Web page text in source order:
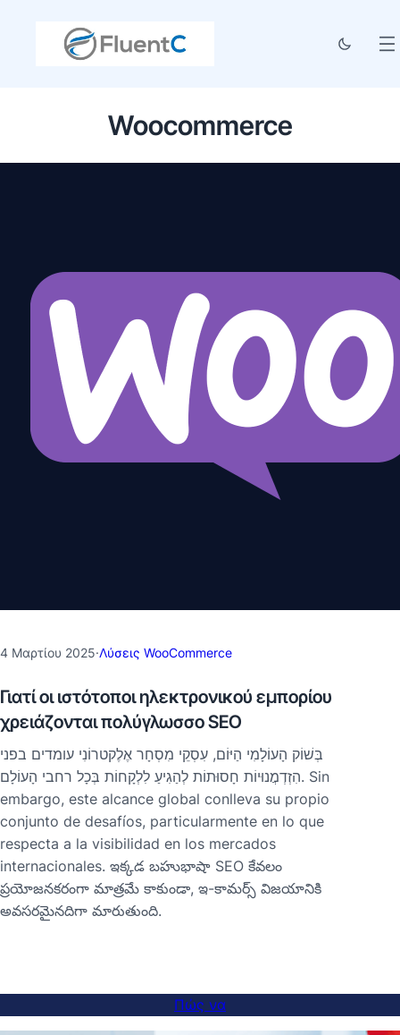
Woocommerce
4 Μαρτίου 2025·Λύσεις WooCommerce
Γιατί οι ιστότοποι ηλεκτρονικού εμπορίου
χρειάζονται πολύγλωσσο SEO
בְּשׁוֹק הָעוֹלָמִי הַיּוֹם, עִסְקֵי מִסְחָר אֶלֶקטרוֹנִי עומדים בפני
הִזְדְמֲנוּיוֹת חָסוּתוֹת לְהַגִיעַ לִלְקָחוֹת בְּכָל רחבי הָעוֹלָם. Sin
embargo, este alcance global conlleva su propio
conjunto de desafíos, particularmente en lo que
respecta a la visibilidad en los mercados
internacionales. ఇక్కడ బహుభాషా SEO కేవలం
ప్రయోజనకరంగా మాత్రమే కాకుండా, ఇ-కామర్స్ విజయానికి
అవసరమైనదిగా మారుతుంది.
Πώς να